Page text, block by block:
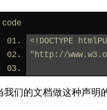
code
<!DOCTYPE
"http://
我们的文档做这种声明